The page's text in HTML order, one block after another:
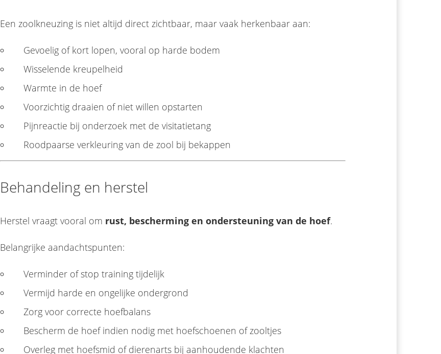
Een zoolkneuzing is niet altijd direct zichtbaar, maar vaak herkenbaar aan:
Gevoelig of kort lopen, vooral op harde bodem
Wisselende kreupelheid
Warmte in de hoef
Voorzichtig draaien of niet willen opstarten
Pijnreactie bij onderzoek met de visitatietang
Roodpaarse verkleuring van de zool bij bekappen
Behandeling en herstel
Herstel vraagt vooral om rust, bescherming en ondersteuning van de hoef.
Belangrijke aandachtspunten:
Verminder of stop training tijdelijk
Vermijd harde en ongelijke ondergrond
Zorg voor correcte hoefbalans
Bescherm de hoef indien nodig met hoefschoenen of zooltjes
Overleg met hoefsmid of dierenarts bij aanhoudende klachten